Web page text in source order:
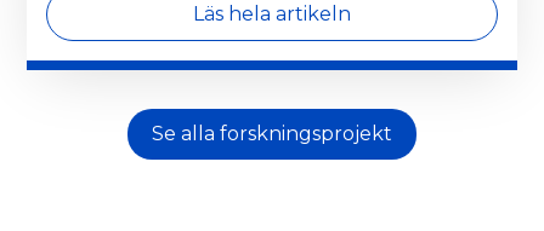
Läs hela artikeln
Se alla forskningsprojekt